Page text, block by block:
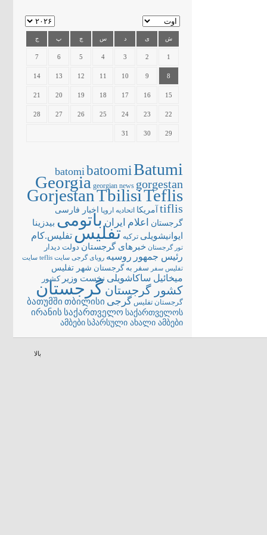
ش ی د س چ پ ج
1
2
3
4
5
6
7
8
9
10
11
12
13
14
15
16
17
18
19
20
21
22
23
24
25
26
27
28
29
30
31
batomibatoomiBatumi
Georgia georgian news gorgestan
GorjestanTbilisiTeflis
tiflis آمریکا اتحادیه اروپا
اخبار فارسی
گرجستان
اعلام ایران باتومی بیدزینا
ایوانیشویلی ترکیه تفلیستفلیس.کام
تور گرجستان خبرهای گرجستان دولت دیدار
رئیس جمهور روسیه رویای گرجی سایت teflis
سایت
تفلیس سفر سفر به گرجستان شهر تفلیس
میخائیل ساکاشویلی نخست وزیر کشور
کشور گرجستانگرجستان
گرجستان تفلیس گرجی ბათუმში თბილისი
ირანის საქართველო საქართველოს
ამბები სპარსული ახალი ამბები
بالا